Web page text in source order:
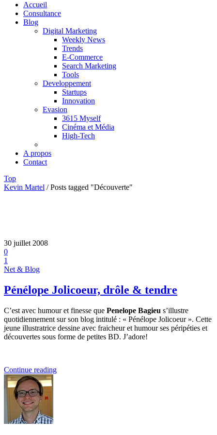
Accueil
Consultance
Blog
Digital Marketing
Weekly News
Trends
E-Commerce
Search Marketing
Tools
Developpement
Startups
Innovation
Evasion
3615 Myself
Cinéma et Média
High-Tech
A propos
Contact
Top
Kevin Martel /Posts tagged "Découverte"
30 juillet 2008
0
1
Net & Blog
Pénélope Jolicoeur, drôle & tendre
C’est avec humour et finesse que Penelope Bagieu s’illustre
quotidiennement sur son blog intitulé : « Pénélope Jolicoeur ». Cette
jeune illustratrice dessine avec fraicheur et humour ses péripéties et
découvertes sous forme de petites BD. J’adore!
Continue reading